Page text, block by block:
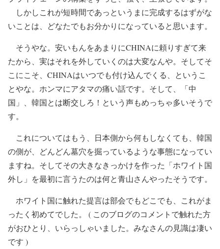
しかしこれが短時間であっというまに完成するはずがな
いことは、どなたでもお分かりになっていると思います。
そうやな。安いもんをあまりにCHINAに頼りすぎて来
たから、実はそれを外していくのは大変なんや。そしてそ
こにこそ、CHINAはいつでも付け込んでくる、というこ
とやな。ホンマにアタマの痛い話です。そして、「中
国」、韓国とは断交しろ！という声もめっちゃ多いそうで
す。
これについてはもう、日本側から何もしなくても、韓国
の側が、どんどん墓穴を掘っているような事態になってい
ますね。そしてその大きなきっかけを作った「ホワイト国
外し」を最初に言うたのは何と青山さんやったそうです。
ホワイト国に触れた提言は部会でもどこでも、これがま
ったく初めてでした。 ( このブログのコメントで触れた方
がおひとり、いらっしゃいました。みなさんの見識は凄い
です )